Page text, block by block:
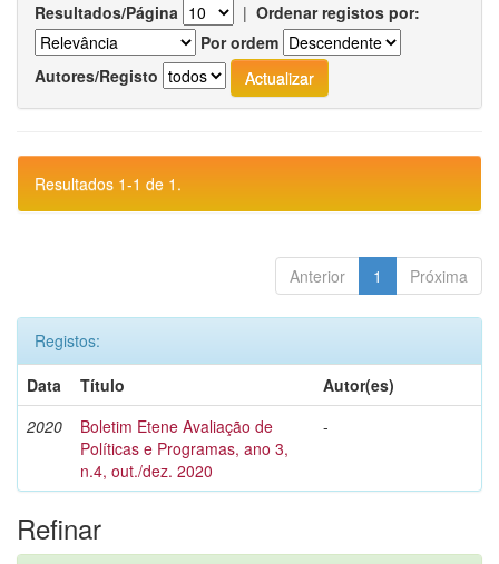
Resultados/Página | Ordenar registos por:
Por ordem
Autores/Registo
Resultados 1-1 de 1.
Anterior 1 Próxima
Registos:
Data
Título
Autor(es)
2020
Boletim Etene Avaliação de
Políticas e Programas, ano 3,
n.4, out./dez. 2020
-
Refinar